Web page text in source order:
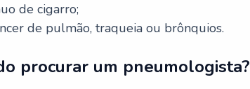
de cigarro;
de pulmão, traqueia ou brônquios.
procurar um pneumologista?